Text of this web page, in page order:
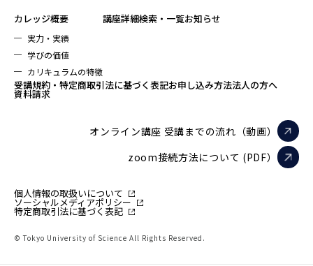
カレッジ概要
実力・実績
学びの価値
カリキュラムの特徴
講座詳細検索・一覧お知らせ
受講規約・特定商取引法に基づく表記お申し込み方法法人の方へ
資料請求
オンライン講座 受講までの流れ（動画）
zoom接続方法について (PDF）
個人情報の取扱いについて
ソーシャルメディアポリシー
特定商取引法に基づく表記
© Tokyo University of Science All Rights Reserved.